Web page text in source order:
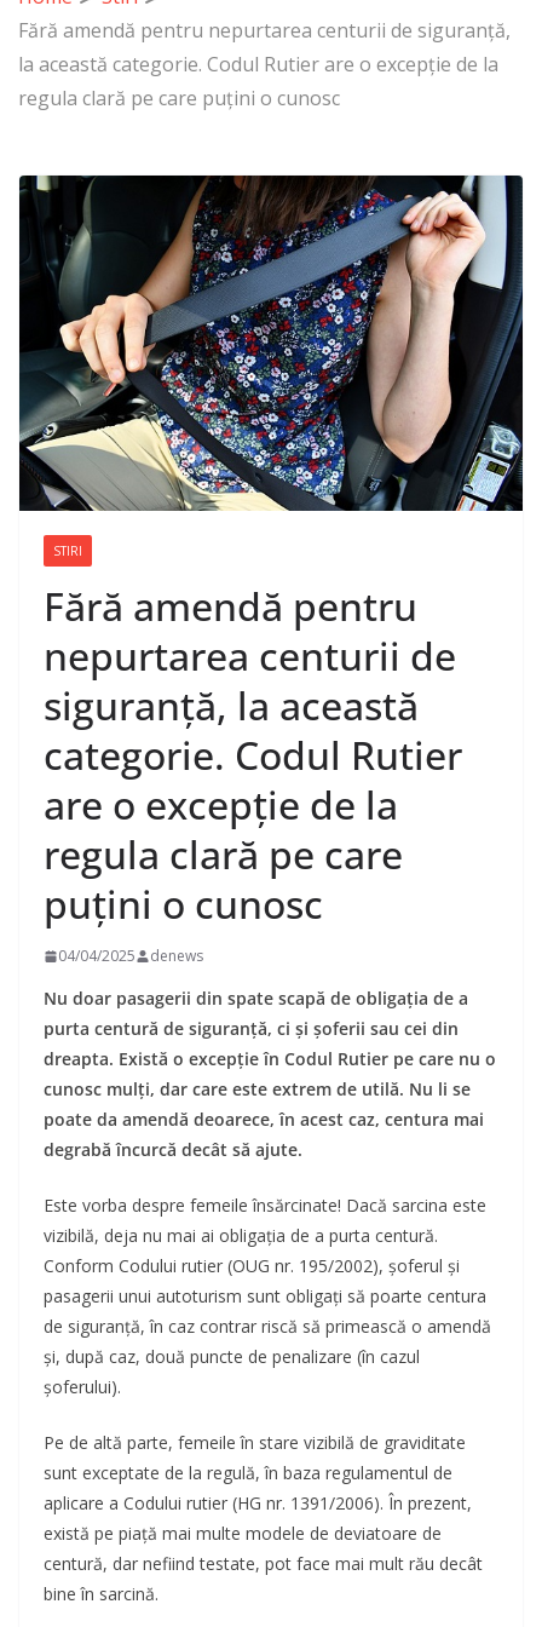
Fără amendă pentru nepurtarea centurii de siguranță,
la această categorie. Codul Rutier are o excepție de la
regula clară pe care puțini o cunosc
STIRI
Fără amendă pentru
nepurtarea centurii de
siguranță, la această
categorie. Codul Rutier
are o excepție de la
regula clară pe care
puțini o cunosc
04/04/2025 denews
Nu doar pasagerii din spate scapă de obligația de a
purta centură de siguranță, ci și șoferii sau cei din
dreapta. Există o excepție în Codul Rutier pe care nu o
cunosc mulți, dar care este extrem de utilă. Nu li se
poate da amendă deoarece, în acest caz, centura mai
degrabă încurcă decât să ajute.
Este vorba despre femeile însărcinate! Dacă sarcina este
vizibilă, deja nu mai ai obligația de a purta centură.
Conform Codului rutier (OUG nr. 195/2002), șoferul și
pasagerii unui autoturism sunt obligați să poarte centura
de siguranță, în caz contrar riscă să primească o amendă
și, după caz, două puncte de penalizare (în cazul
șoferului).
Pe de altă parte, femeile în stare vizibilă de graviditate
sunt exceptate de la regulă, în baza regulamentul de
aplicare a Codului rutier (HG nr. 1391/2006). În prezent,
există pe piață mai multe modele de deviatoare de
centură, dar nefiind testate, pot face mai mult rău decât
bine în sarcină.